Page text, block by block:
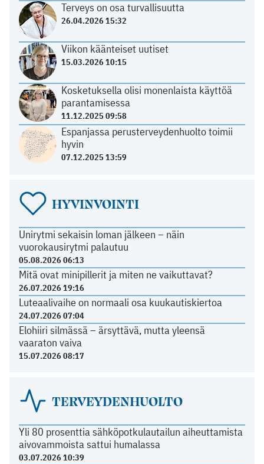
Terveys on osa turvallisuutta
26.04.2026 15:32
Viikon käänteiset uutiset
15.03.2026 10:15
Kosketuksella olisi monenlaista käyttöä
parantamisessa
11.12.2025 09:58
Espanjassa perusterveydenhuolto toimii
hyvin
07.12.2025 13:59
HYVINVOINTI
Unirytmi sekaisin loman jälkeen – näin
vuorokausirytmi palautuu
05.08.2026 06:13
Mitä ovat minipillerit ja miten ne vaikuttavat?
26.07.2026 19:16
Luteaalivaihe on normaali osa kuukautiskiertoa
24.07.2026 07:04
Elohiiri silmässä – ärsyttävä, mutta yleensä
vaaraton vaiva
15.07.2026 08:17
TERVEYDENHUOLTO
Yli 80 prosenttia sähköpotkulautailun aiheuttamista
aivovammoista sattui humalassa
03.07.2026 10:39